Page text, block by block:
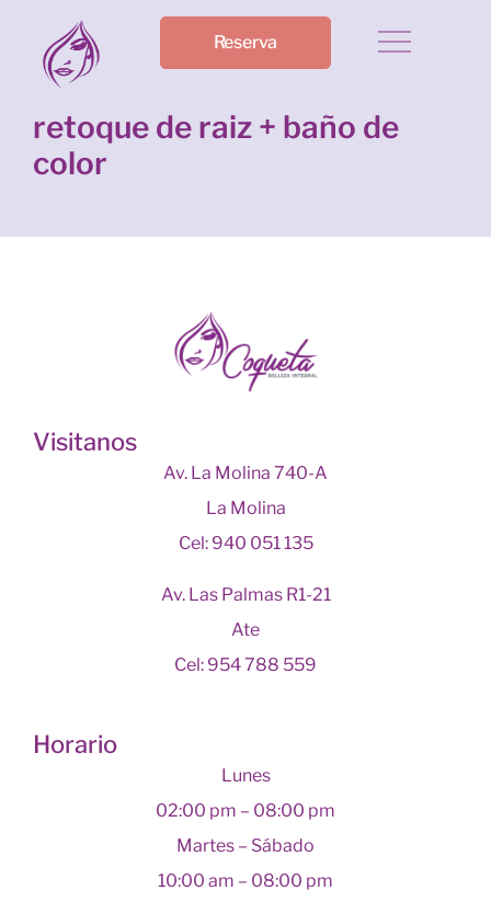
Reserva
retoque de raiz + baño de
color
Visitanos
Av. La Molina 740-A
La Molina
Cel: 940 051 135
Av. Las Palmas R1-21
Ate
Cel: 954 788 559
Horario
Lunes
02:00 pm – 08:00 pm
Martes – Sábado
10:00 am – 08:00 pm